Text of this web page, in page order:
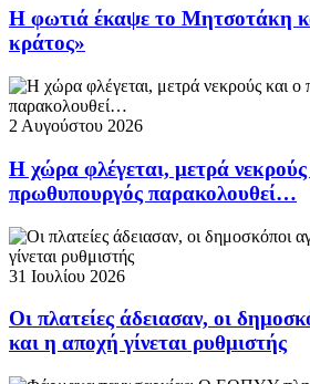
Η φωτιά έκαψε το Μητσοτάκη
κράτος»
2 Αυγούστου 2026
Η χώρα φλέγεται, μετρά νεκρούς
πρωθυπουργός παρακολουθεί…
31 Ιουλίου 2026
Οι πλατείες άδειασαν, οι
και η αποχή γίνεται ρυθμιστής